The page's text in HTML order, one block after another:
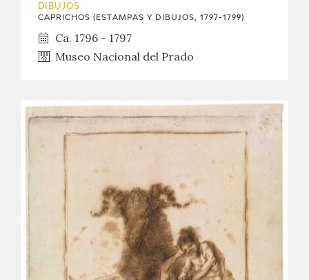
DIBUJOS
CAPRICHOS (ESTAMPAS Y DIBUJOS, 1797-1799)
Ca. 1796 - 1797
Museo Nacional del Prado